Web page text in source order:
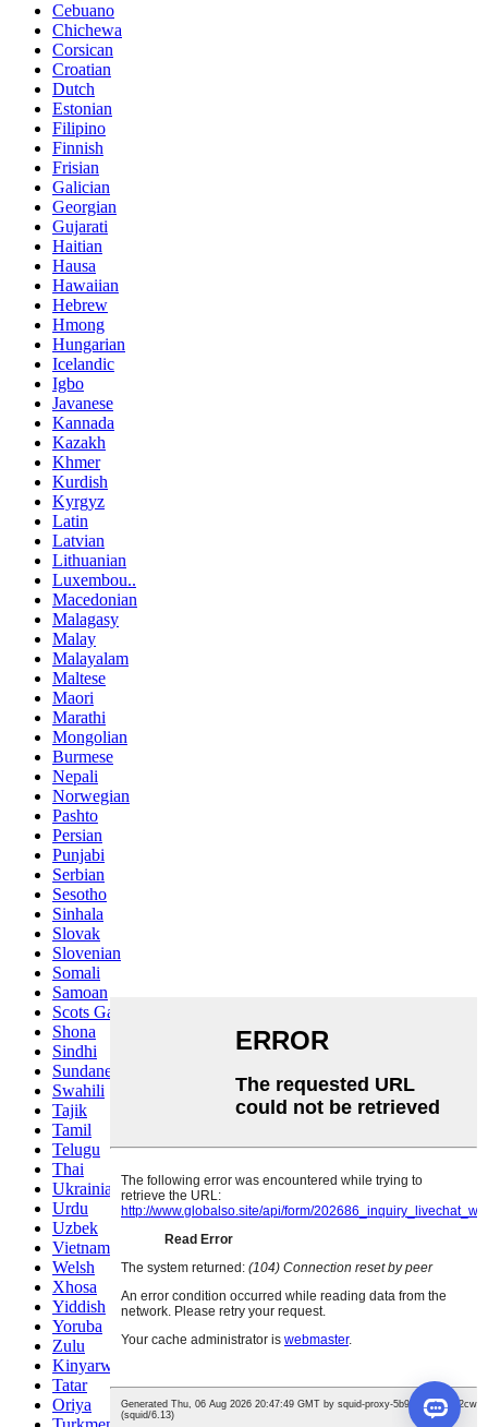
Cebuano
Chichewa
Corsican
Croatian
Dutch
Estonian
Filipino
Finnish
Frisian
Galician
Georgian
Gujarati
Haitian
Hausa
Hawaiian
Hebrew
Hmong
Hungarian
Icelandic
Igbo
Javanese
Kannada
Kazakh
Khmer
Kurdish
Kyrgyz
Latin
Latvian
Lithuanian
Luxembou..
Macedonian
Malagasy
Malay
Malayalam
Maltese
Maori
Marathi
Mongolian
Burmese
Nepali
Norwegian
Pashto
Persian
Punjabi
Serbian
Sesotho
Sinhala
Slovak
Slovenian
Somali
Samoan
Scots Gaelic
Shona
Sindhi
Sundanese
Swahili
Tajik
Tamil
Telugu
Thai
Ukrainian
Urdu
Uzbek
Vietnamese
Welsh
Xhosa
Yiddish
Yoruba
Zulu
Kinyarwanda
Tatar
Oriya